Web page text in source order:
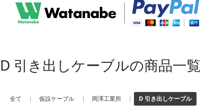
D 引き出しケーブルの商品一覧
全て | 仮設ケーブル | 岡澤工業所 | D 引き出しケーブル